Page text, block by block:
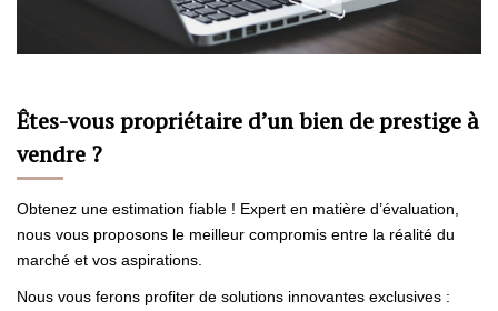
ESTIMATION
Êtes-vous propriétaire d’un bien de prestige à
vendre ?
Obtenez une estimation fiable ! Expert en matière d’évaluation,
nous vous proposons le meilleur compromis entre la réalité du
marché et vos aspirations.
Nous vous ferons profiter de solutions innovantes exclusives :